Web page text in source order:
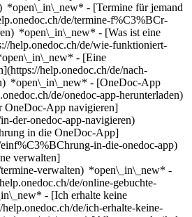
*open\_in\_new* - [Termine für jemand
de/termine-f%C3%BCr-
*open\_in\_new* - [Was ist eine
help.onedoc.ch/de/wie-funktioniert-
- [Eine
help.onedoc.ch/de/nach-
*open\_in\_new* - [OneDoc-App
de/onedoc-app-herunterladen)
OneDoc-App navigieren]
der-onedoc-app-navigieren)
in die OneDoc-App]
in-die-onedoc-app)
verwalten]
verwalten) *open\_in\_new* -
de/online-gebuchte-
- [Ich erhalte keine
de/ich-erhalte-keine-